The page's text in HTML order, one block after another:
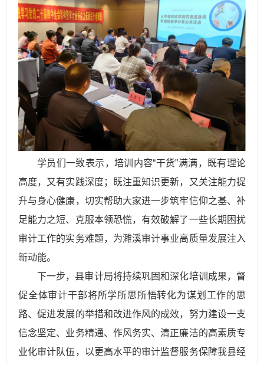
学员们一致表示，培训内容“干货”满满，既有理论
高度，又有实践深度；既注重知识更新，又关注能力提
升与身心健康，切实帮助大家进一步筑牢信仰之基、补
足能力之短、克服本领恐慌，有效破解了一些长期困扰
审计工作的实务难题，为濉溪审计事业高质量发展注入
新动能。
下一步，县审计局将持续巩固和深化培训成果，督
促全体审计干部将所学所思所悟转化为谋划工作的思
路、促进发展的举措和改进作风的成效，努力建设一支
信念坚定、业务精通、作风务实、清正廉洁的高素质专
业化审计队伍，以更高水平的审计监督服务保障我县经